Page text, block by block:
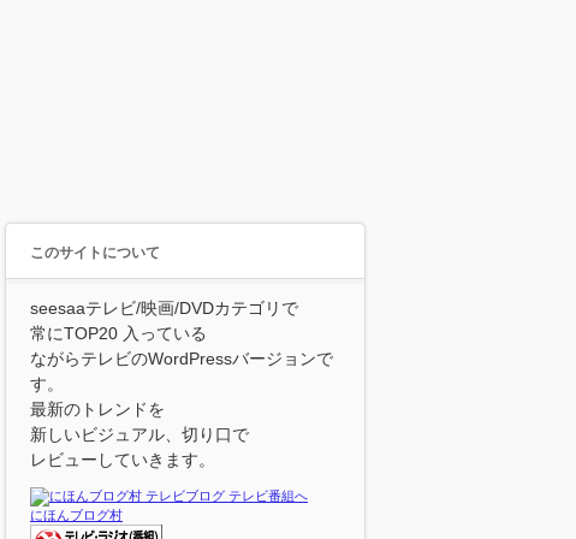
このサイトについて
seesaaテレビ/映画/DVDカテゴリで
常にTOP20 入っている
ながらテレビのWordPressバージョンで
す。
最新のトレンドを
新しいビジュアル、切り口で
レビューしていきます。
にほんブログ村